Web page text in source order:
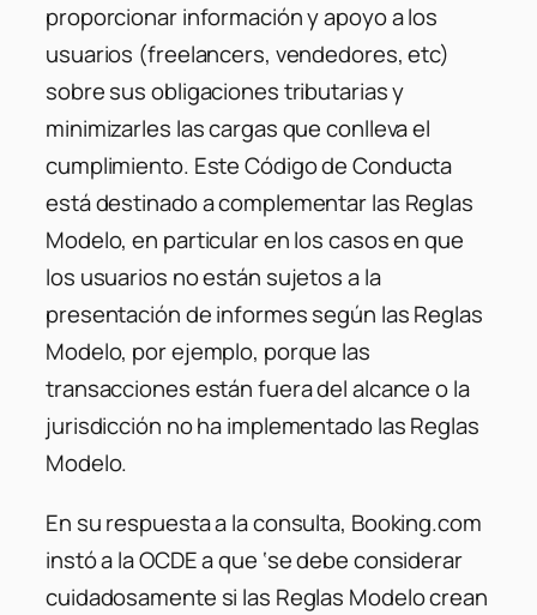
proporcionar información y apoyo a los
usuarios (freelancers, vendedores, etc)
sobre sus obligaciones tributarias y
minimizarles las cargas que conlleva el
cumplimiento. Este Código de Conducta
está destinado a complementar las Reglas
Modelo, en particular en los casos en que
los usuarios no están sujetos a la
presentación de informes según las Reglas
Modelo, por ejemplo, porque las
transacciones están fuera del alcance o la
jurisdicción no ha implementado las Reglas
Modelo.
En su respuesta a la consulta, Booking.com
instó a la OCDE a que ‘se debe considerar
cuidadosamente si las Reglas Modelo crean